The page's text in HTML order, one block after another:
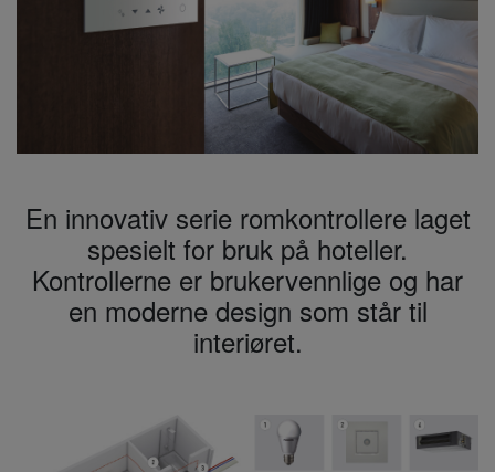
En innovativ serie romkontrollere laget
spesielt for bruk på hoteller.
Kontrollerne er brukervennlige og har
en moderne design som står til
interiøret.